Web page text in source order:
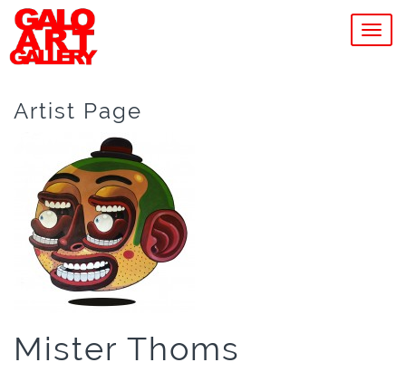
Artist Page
Mister Thoms